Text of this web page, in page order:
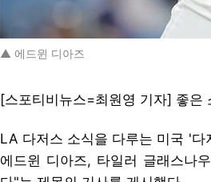
▲ 에드윈 디아즈
[스포티비뉴스=최원영 기자] 좋은
LA 다저스 소식을 다루는 미국 '
에드윈 디아즈, 타일러 글래스나